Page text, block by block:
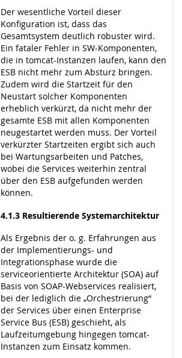
Der wesentliche Vorteil dieser
Konfiguration ist, dass das
Gesamtsystem deutlich robuster wird.
Ein fataler Fehler in SW-Komponenten,
die in tomcat-Instanzen laufen, kann den
ESB nicht mehr zum Absturz bringen.
Zudem wird die Startzeit für den
Neustart solcher Komponenten
erheblich verkürzt, da nicht mehr der
gesamte ESB mit allen Komponenten
neugestartet werden muss. Der Vorteil
verkürzter Startzeiten ergibt sich auch
bei Wartungsarbeiten und Patches,
wobei die Services weiterhin zentral
über den ESB aufgefunden werden
können.
4.1.3 Resultierende Systemarchitektur
Als Ergebnis der o. g. Erfahrungen aus
der Implementierungs- und
Integrationsphase wurde die
serviceorientierte Architektur (SOA) auf
Basis von SOAP-Webservices realisiert,
bei der lediglich die „Orchestrierung“
der Services über einen Enterprise
Service Bus (ESB) geschieht, als
Laufzeitumgebung hingegen tomcat-
Instanzen zum Einsatz kommen.